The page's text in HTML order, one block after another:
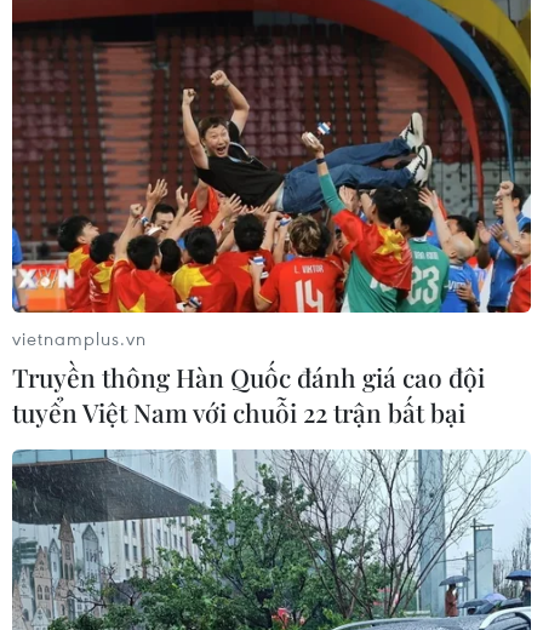
06/08/2026 12:58
Trung Quốc vận hành giàn phát điện
gió nổi đầu tiên chịu được bão cấp 17
06/08/2026 11:20
Cao điểm "100 ngày chuyển đổi số":
Chuyển động từ cơ sở
06/08/2026 09:48
Israel và Việt Nam hợp tác trong
ngành bán dẫn và công nghệ cao
06/08/2026 09:40
vietnamplus.vn
Truyền thông Hàn Quốc đánh giá cao đội
tuyển Việt Nam với chuỗi 22 trận bất bại